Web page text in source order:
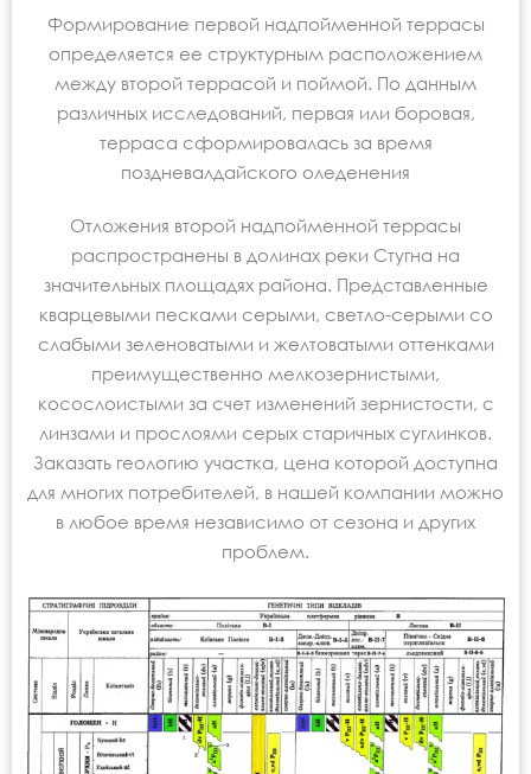
Формирование первой надпойменной террасы
определяется ее структурным расположением
между второй террасой и поймой. По данным
различных исследований, первая или боровая,
терраса сформировалась за время
поздневалдайского оледенения
Отложения второй надпойменной террасы
распространены в долинах реки Стугна на
значительных площадях района. Представленные
кварцевыми песками серыми, светло-серыми со
слабыми зеленоватыми и желтоватыми оттенками
преимущественно мелкозернистыми,
косослоистыми за счет изменений зернистости, с
линзами и прослоями серых старичных суглинков.
Заказать геологию участка, цена которой доступна
для многих потребителей, в нашей компании можно
в любое время независимо от сезона и других
проблем.